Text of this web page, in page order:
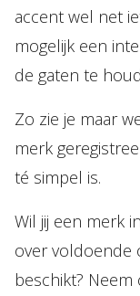
accent wel net
mogelijk een
de gaten te
Zo zie je maar
merk
té simpel is.
Wil jij een merk
over voldoende
beschikt?